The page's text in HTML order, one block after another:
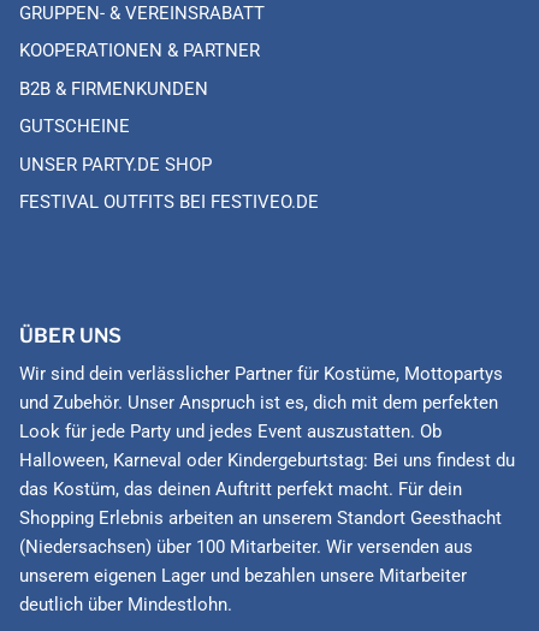
GRUPPEN- & VEREINSRABATT
KOOPERATIONEN & PARTNER
B2B & FIRMENKUNDEN
GUTSCHEINE
UNSER PARTY.DE SHOP
FESTIVAL OUTFITS BEI FESTIVEO.DE
ÜBER UNS
Wir sind dein verlässlicher Partner für Kostüme, Mottopartys
und Zubehör. Unser Anspruch ist es, dich mit dem perfekten
Look für jede Party und jedes Event auszustatten. Ob
Halloween, Karneval oder Kindergeburtstag: Bei uns findest du
das Kostüm, das deinen Auftritt perfekt macht. Für dein
Shopping Erlebnis arbeiten an unserem Standort Geesthacht
(Niedersachsen) über 100 Mitarbeiter. Wir versenden aus
unserem eigenen Lager und bezahlen unsere Mitarbeiter
deutlich über Mindestlohn.